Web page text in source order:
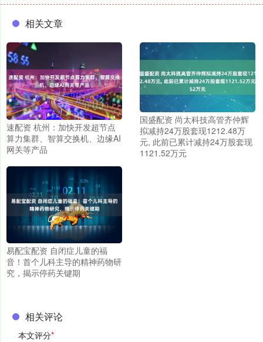
相关文章
速配资 杭州：加快开发超节点
算力集群、智算交换机、边缘AI
网关等产品
国盛配资 尚太科技高管齐仲辉
拟减持24万股套现1212.48万
元, 此前已累计减持24万股套现
1121.52万元
易配宝配资 自闭症儿童的福
音！首个儿科主导的精神药物研
究，揭示停药关键期
相关评论
本文评分*